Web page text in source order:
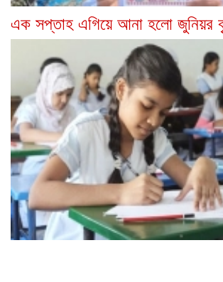
এক সপ্তাহ এগিয়ে আনা হলো জুনিয়র